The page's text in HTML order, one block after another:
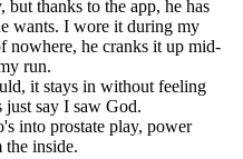
thanks to the app, he has
wants. I wore it during my
nowhere, he cranks it up mid-
run.
it stays in without feeling
just say I saw God.
into prostate play, power
the inside.